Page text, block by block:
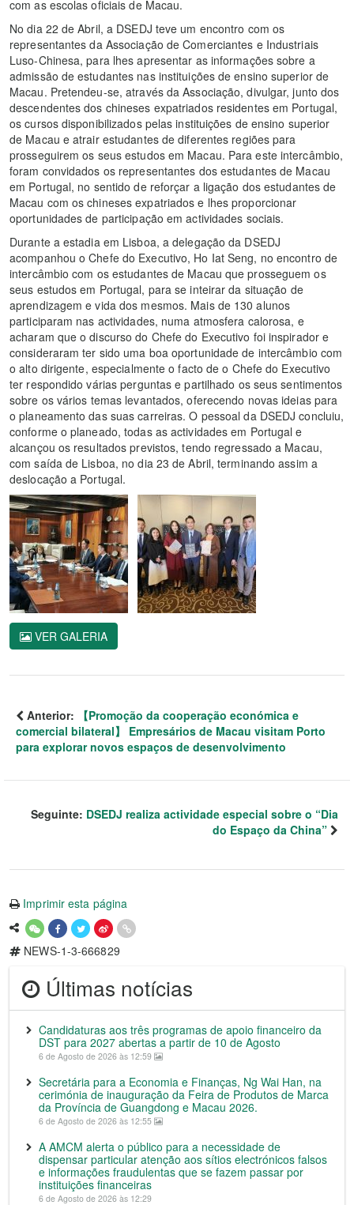
com as escolas oficiais de Macau.
No dia 22 de Abril, a DSEDJ teve um encontro com os
representantes da Associação de Comerciantes e Industriais
Luso-Chinesa, para lhes apresentar as informações sobre a
admissão de estudantes nas instituições de ensino superior de
Macau. Pretendeu-se, através da Associação, divulgar, junto dos
descendentes dos chineses expatriados residentes em Portugal,
os cursos disponibilizados pelas instituições de ensino superior
de Macau e atrair estudantes de diferentes regiões para
prosseguirem os seus estudos em Macau. Para este intercâmbio,
foram convidados os representantes dos estudantes de Macau
em Portugal, no sentido de reforçar a ligação dos estudantes de
Macau com os chineses expatriados e lhes proporcionar
oportunidades de participação em actividades sociais.
Durante a estadia em Lisboa, a delegação da DSEDJ
acompanhou o Chefe do Executivo, Ho Iat Seng, no encontro de
intercâmbio com os estudantes de Macau que prosseguem os
seus estudos em Portugal, para se inteirar da situação de
aprendizagem e vida dos mesmos. Mais de 130 alunos
participaram nas actividades, numa atmosfera calorosa, e
acharam que o discurso do Chefe do Executivo foi inspirador e
consideraram ter sido uma boa oportunidade de intercâmbio com
o alto dirigente, especialmente o facto de o Chefe do Executivo
ter respondido várias perguntas e partilhado os seus sentimentos
sobre os vários temas levantados, oferecendo novas ideias para
o planeamento das suas carreiras. O pessoal da DSEDJ concluiu,
conforme o planeado, todas as actividades em Portugal e
alcançou os resultados previstos, tendo regressado a Macau,
com saída de Lisboa, no dia 23 de Abril, terminando assim a
deslocação a Portugal.
VER GALERIA
Anterior:
【Promoção da cooperação económica e
comercial bilateral】 Empresários de Macau visitam Porto
para explorar novos espaços de desenvolvimento
Seguinte: DSEDJ realiza actividade especial sobre o “Dia
do Espaço da China”
Imprimir esta página
NEWS-1-3-666829
Últimas notícias
Candidaturas aos três programas de apoio financeiro da
DST para 2027 abertas a partir de 10 de Agosto
6 de Agosto de 2026 às 12:59
Secretária para a Economia e Finanças, Ng Wai Han, na
cerimónia de inauguração da Feira de Produtos de Marca
da Província de Guangdong e Macau 2026.
6 de Agosto de 2026 às 12:55
A AMCM alerta o público para a necessidade de
dispensar particular atenção aos sítios electrónicos falsos
e informações fraudulentas que se fazem passar por
instituições financeiras
6 de Agosto de 2026 às 12:29